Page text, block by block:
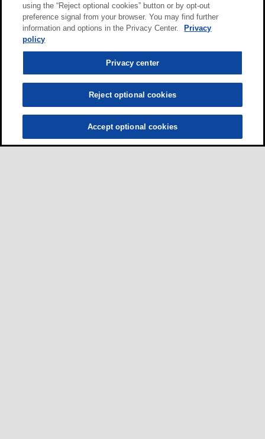
using the “Reject optional cookies” button or by opt-out
preference signal from your browser. You may find further
information and options in the Privacy Center.
Privacy
policy
Privacy center
Reject optional cookies
Accept optional cookies